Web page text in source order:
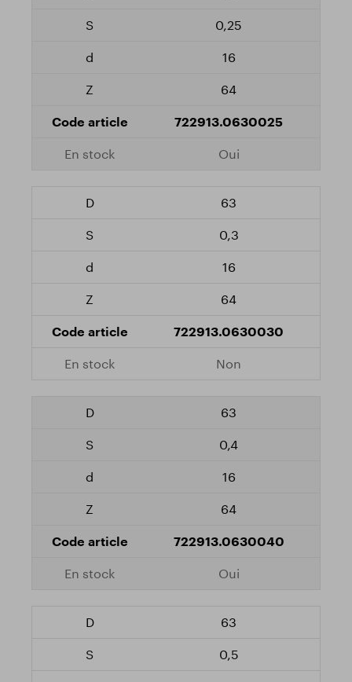
0,25
16
64
722913.0630025
Oui
63
0,3
16
64
722913.0630030
Non
63
0,4
16
64
722913.0630040
Oui
63
0,5